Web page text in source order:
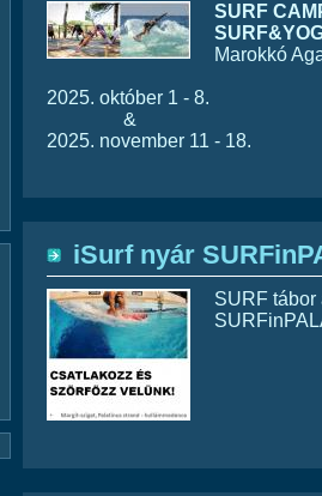
SURF
Marokkó
2025. október 1 - 8.
&
2025. november 11 - 18.
iSurf nyár
SURF tábor